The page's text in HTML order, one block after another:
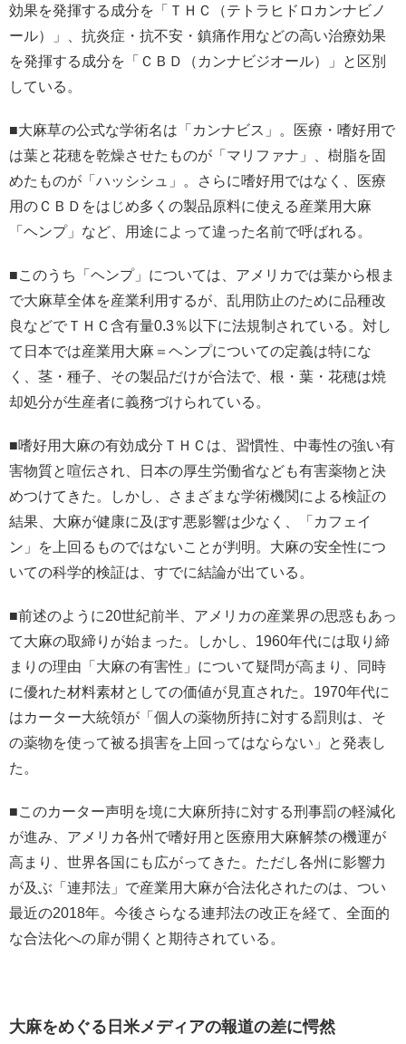
効果を発揮する成分を「ＴＨＣ（テトラヒドロカンナビノ
ール）」、抗炎症・抗不安・鎮痛作用などの高い治療効果
を発揮する成分を「ＣＢＤ（カンナビジオール）」と区別
している。
■大麻草の公式な学術名は「カンナビス」。医療・嗜好用で
は葉と花穂を乾燥させたものが「マリファナ」、樹脂を固
めたものが「ハッシシュ」。さらに嗜好用ではなく、医療
用のＣＢＤをはじめ多くの製品原料に使える産業用大麻
「ヘンプ」など、用途によって違った名前で呼ばれる。
■このうち「ヘンプ」については、アメリカでは葉から根ま
で大麻草全体を産業利用するが、乱用防止のために品種改
良などでＴＨＣ含有量0.3％以下に法規制されている。対し
て日本では産業用大麻＝ヘンプについての定義は特にな
く、茎・種子、その製品だけが合法で、根・葉・花穂は焼
却処分が生産者に義務づけられている。
■嗜好用大麻の有効成分ＴＨＣは、習慣性、中毒性の強い有
害物質と喧伝され、日本の厚生労働省なども有害薬物と決
めつけてきた。しかし、さまざまな学術機関による検証の
結果、大麻が健康に及ぼす悪影響は少なく、「カフェイ
ン」を上回るものではないことが判明。大麻の安全性につ
いての科学的検証は、すでに結論が出ている。
■前述のように20世紀前半、アメリカの産業界の思惑もあっ
て大麻の取締りが始まった。しかし、1960年代には取り締
まりの理由「大麻の有害性」について疑問が高まり、同時
に優れた材料素材としての価値が見直された。1970年代に
はカーター大統領が「個人の薬物所持に対する罰則は、そ
の薬物を使って被る損害を上回ってはならない」と発表し
た。
■このカーター声明を境に大麻所持に対する刑事罰の軽減化
が進み、アメリカ各州で嗜好用と医療用大麻解禁の機運が
高まり、世界各国にも広がってきた。ただし各州に影響力
が及ぶ「連邦法」で産業用大麻が合法化されたのは、つい
最近の2018年。今後さらなる連邦法の改正を経て、全面的
な合法化への扉が開くと期待されている。
大麻をめぐる日米メディアの報道の差に愕然